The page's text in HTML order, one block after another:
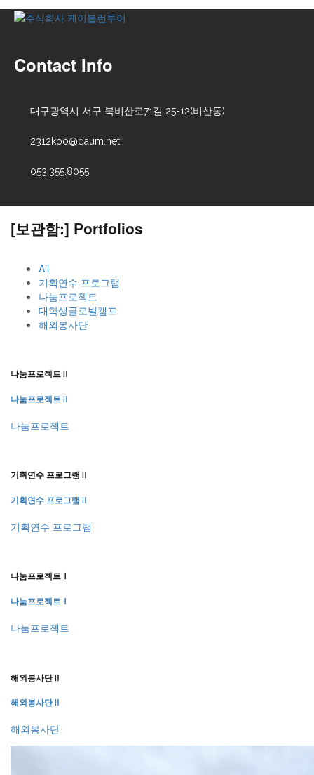
Contact Info
대구광역시 서구 북비산로71길 25-12(비산동)
2312koo@daum.net
053.355.8055
[보관함:] Portfolios
All
기획연수 프로그램
나눔프로젝트
대학생글로벌캠프
해외봉사단
나눔프로젝트Ⅱ
나눔프로젝트Ⅱ
나눔프로젝트
기획연수 프로그램Ⅱ
기획연수 프로그램Ⅱ
기획연수 프로그램
나눔프로젝트Ⅰ
나눔프로젝트Ⅰ
나눔프로젝트
해외봉사단Ⅱ
해외봉사단Ⅱ
해외봉사단